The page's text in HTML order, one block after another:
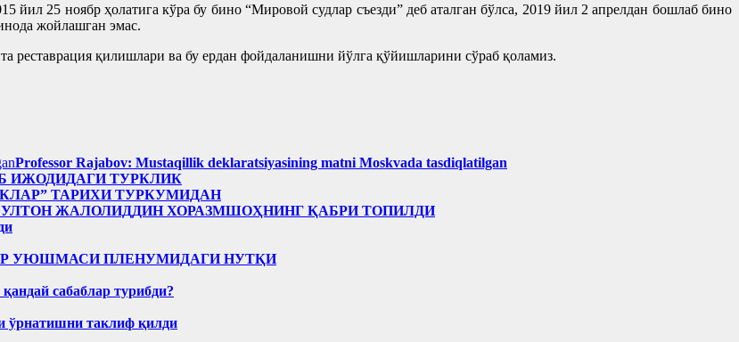
йил 25 ноябр ҳолатига кўра бу бино “Мировой судлар съезди” деб аталган бўлса, 2019 йил 2 апрелдан бошлаб бино
жойлашган эмас.
реставрация қилишлари ва бу ердан фойдаланишни йўлга қўйишларини сўраб қоламиз.
Professor Rajabov: Mustaqillik deklaratsiyasining matni Moskvada tasdiqlatilgan
ИЖОДИДАГИ ТУРКЛИК
ТАРИХИ ТУРКУМИДАН
ЖАЛОЛИДДИН ХОРАЗМШОҲНИНГ ҚАБРИ ТОПИЛДИ
УЮШМАСИ ПЛЕНУМИДАГИ НУТҚИ
сабаблар турибди?
ўрнатишни таклиф қилди